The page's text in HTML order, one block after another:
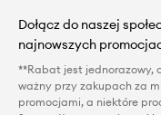
Dołącz do naszej
najnowszych
**Rabat jest jednorazowy,
ważny przy zakupach za
promocjami, a niektóre